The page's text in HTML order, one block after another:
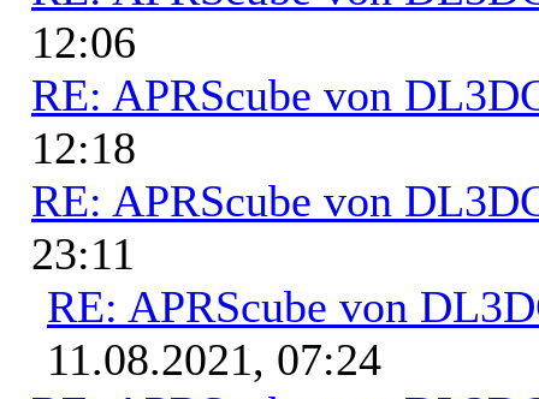
12:06
RE: APRScube von
12:18
RE: APRScube von
23:11
RE: APRScube von
11.08.2021, 07:24